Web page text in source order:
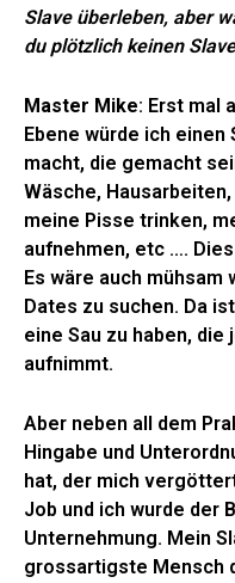
Slave überleben, aber
du plötzlich keinen
Master Mike: Erst mal
Ebene würde ich
macht, die gemacht
Wäsche,
meine Pisse trinken,
aufnehmen, etc ….
Es wäre auch mühsam
Dates zu suchen. Da
eine Sau zu haben,
aufnimmt.
Aber neben all dem
Hingabe und
hat, der mich
Job und ich wurde der
Unternehmung. Mein
grossartigste Mensch